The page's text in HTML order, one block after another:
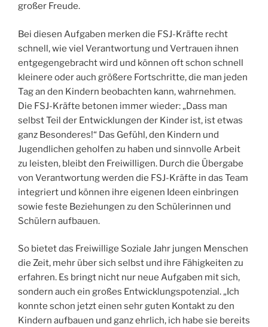
großer Freude.
Bei diesen Aufgaben merken die FSJ-Kräfte recht
schnell, wie viel Verantwortung und Vertrauen ihnen
entgegengebracht wird und können oft schon schnell
kleinere oder auch größere Fortschritte, die man jeden
Tag an den Kindern beobachten kann, wahrnehmen.
Die FSJ-Kräfte betonen immer wieder: „Dass man
selbst Teil der Entwicklungen der Kinder ist, ist etwas
ganz Besonderes!“ Das Gefühl, den Kindern und
Jugendlichen geholfen zu haben und sinnvolle Arbeit
zu leisten, bleibt den Freiwilligen. Durch die Übergabe
von Verantwortung werden die FSJ-Kräfte in das Team
integriert und können ihre eigenen Ideen einbringen
sowie feste Beziehungen zu den Schülerinnen und
Schülern aufbauen.
So bietet das Freiwillige Soziale Jahr jungen Menschen
die Zeit, mehr über sich selbst und ihre Fähigkeiten zu
erfahren. Es bringt nicht nur neue Aufgaben mit sich,
sondern auch ein großes Entwicklungspotenzial. „Ich
konnte schon jetzt einen sehr guten Kontakt zu den
Kindern aufbauen und ganz ehrlich, ich habe sie bereits